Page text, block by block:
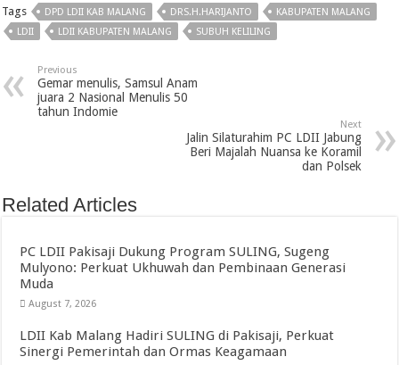
Tags DPD LDII KAB MALANG DRS.H.HARIJANTO
KABUPATEN MALANG
LDII
LDII KABUPATEN MALANG SUBUH KELILING
Previous
Gemar menulis, Samsul Anam
juara 2 Nasional Menulis 50
tahun Indomie
Next
Jalin Silaturahim PC LDII Jabung
Beri Majalah Nuansa ke Koramil
dan Polsek
Related Articles
PC LDII Pakisaji Dukung Program SULING, Sugeng
Mulyono: Perkuat Ukhuwah dan Pembinaan Generasi
Muda
August 7, 2026
LDII Kab Malang Hadiri SULING di Pakisaji, Perkuat
Sinergi Pemerintah dan Ormas Keagamaan